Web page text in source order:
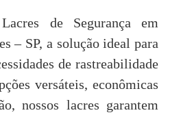
desde o primeiro
neste quesito são
são muito prestativos e
de Segurança em
– SP, a solução ideal para
de rastreabilidade
versáteis, econômicas
nossos lacres garantem